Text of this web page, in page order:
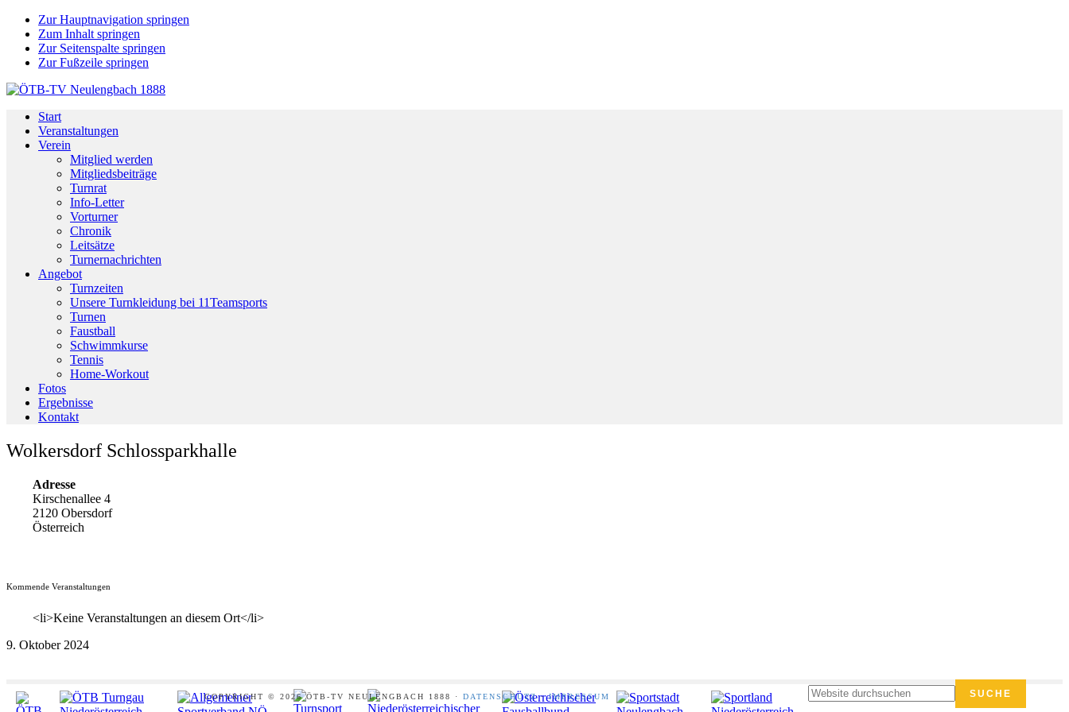
Zur Hauptnavigation springen
Zum Inhalt springen
Zur Seitenspalte springen
Zur Fußzeile springen
Start
Veranstaltungen
Verein
Mitglied werden
Mitgliedsbeiträge
Turnrat
Info-Letter
Vorturner
Chronik
Leitsätze
Turnernachrichten
Angebot
Turnzeiten
Unsere Turnkleidung bei 11Teamsports
Turnen
Faustball
Schwimmkurse
Tennis
Home-Workout
Fotos
Ergebnisse
Kontakt
Wolkersdorf Schlossparkhalle
Adresse
Kirschenallee 4
2120 Obersdorf
Österreich
Kommende Veranstaltungen
<li>Keine Veranstaltungen an diesem Ort</li>
9. Oktober 2024
Seitenspalte
Website
durchsuchen
Footer COPYRIGHT © 2026 ÖTB-TV NEULENGBACH 1888 · DATENSCHUTZ·IMPRESSUM